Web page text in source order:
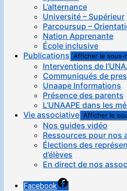
L’alternance
Université – Supérieur
Parcoursup –
Nation Apprenante
École inclusive
Publications Afficher le sous-
Interventions de
Communiqués de
Unaape Informations
Présence des parents
L’UNAAPE dans les
Vie associative Afficher le
Nos guides vidéo
Ressources pour nos
Élections des
d’élèves
En direct de nos
Facebook